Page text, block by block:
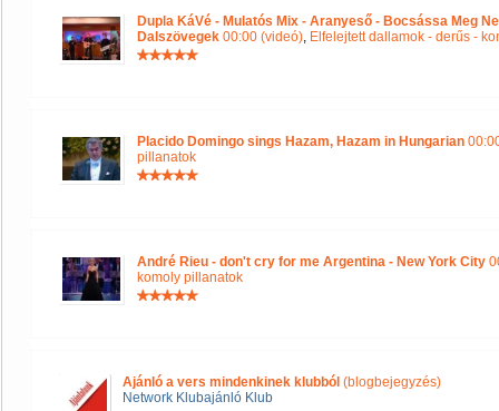
Dupla KáVé - Mulatós Mix - Aranyeső - Bocsássa Meg
Dalszövegek 00:00 (videó), Elfelejtett dallamok - derűs -
Placido Domingo sings Hazam, Hazam in Hungarian
pillanatok
André Rieu - don't cry for me Argentina - New York City
komoly pillanatok
Ajánló a vers mindenkinek klubból (blogbejegyzés)
Network Klubajánló Klub